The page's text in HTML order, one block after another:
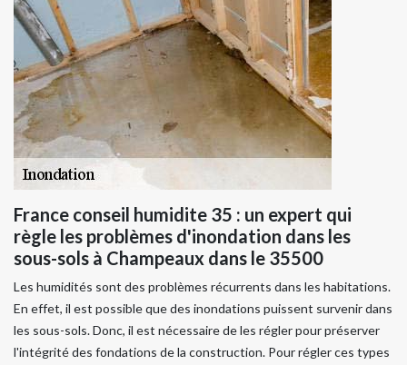
France conseil humidite 35 : un expert qui
règle les problèmes d'inondation dans les
sous-sols à Champeaux dans le 35500
Les humidités sont des problèmes récurrents dans les habitations.
En effet, il est possible que des inondations puissent survenir dans
les sous-sols. Donc, il est nécessaire de les régler pour préserver
l'intégrité des fondations de la construction. Pour régler ces types